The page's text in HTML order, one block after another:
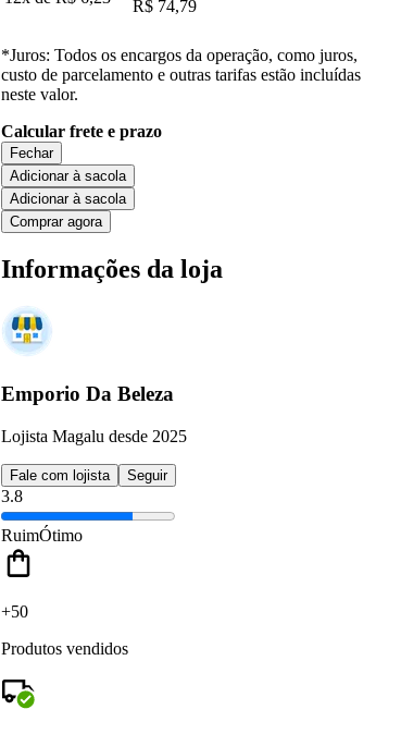
R$ 74,79
*Juros: Todos os encargos da operação, como juros,
custo de parcelamento e outras tarifas estão incluídas
neste valor.
Calcular frete e prazo
Fechar
Adicionar à sacola
Adicionar à sacola
Comprar agora
Informações da loja
Emporio Da Beleza
Lojista Magalu desde 2025
Fale com lojista Seguir
3.8
RuimÓtimo
+50
Produtos vendidos